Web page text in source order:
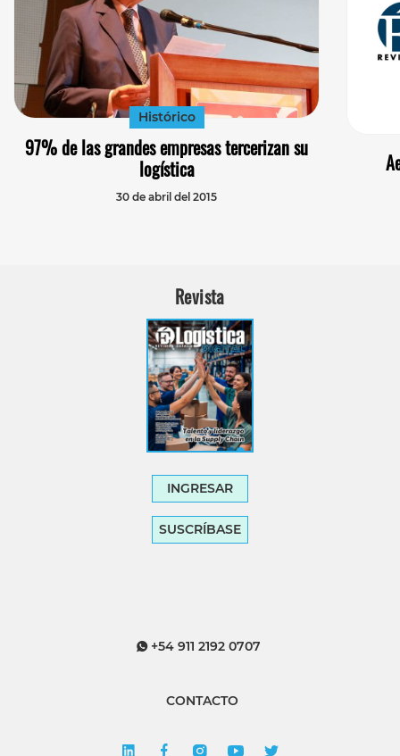
Histórico
97% de las grandes empresas tercerizan su
logística
30 de abril del 2015
Revista
INGRESAR
SUSCRÍBASE
+54 911 2192 0707
CONTACTO